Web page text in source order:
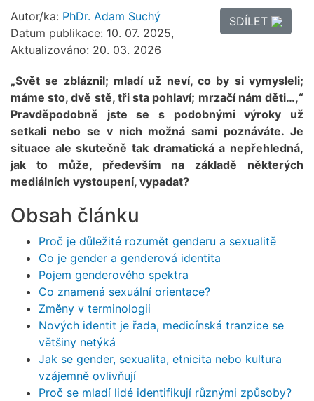
Autor/ka: PhDr. Adam Suchý
Datum publikace: 10. 07. 2025,
Aktualizováno: 20. 03. 2026
SDÍLET
„Svět se zbláznil; mladí už neví, co by si vymysleli;
máme sto, dvě stě, tři sta pohlaví; mrzačí nám děti…,“
Pravděpodobně jste se s podobnými výroky už
setkali nebo se v nich možná sami poznáváte. Je
situace ale skutečně tak dramatická a nepřehledná,
jak to může, především na základě některých
mediálních vystoupení, vypadat?
Obsah článku
Proč je důležité rozumět genderu a sexualitě
Co je gender a genderová identita
Pojem genderového spektra
Co znamená sexuální orientace?
Změny v terminologii
Nových identit je řada, medicínská tranzice se
většiny netýká
Jak se gender, sexualita, etnicita nebo kultura
vzájemně ovlivňují
Proč se mladí lidé identifikují různými způsoby?